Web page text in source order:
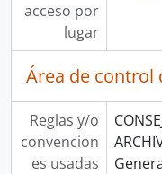
acceso por
lugar
Área de control
Reglas y/o
convencion
es usadas